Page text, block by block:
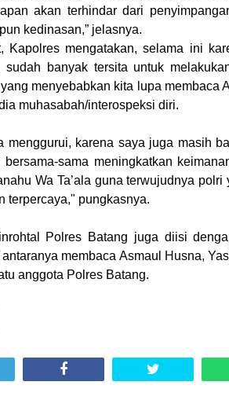
akan terhindar dari
kedinasan,” jelasnya.
Kapolres mengatakan, selama ini
sudah banyak tersita untuk
menyebabkan kita lupa membaca
muhasabah/interospeksi diri.
menggurui, karena saya juga masih
bersama-sama meningkatkan
Wa Ta’ala guna terwujudnya polri
terpercaya," pungkasnya.
Polres Batang juga diisi
membaca Asmaul Husna,
anggota Polres Batang.